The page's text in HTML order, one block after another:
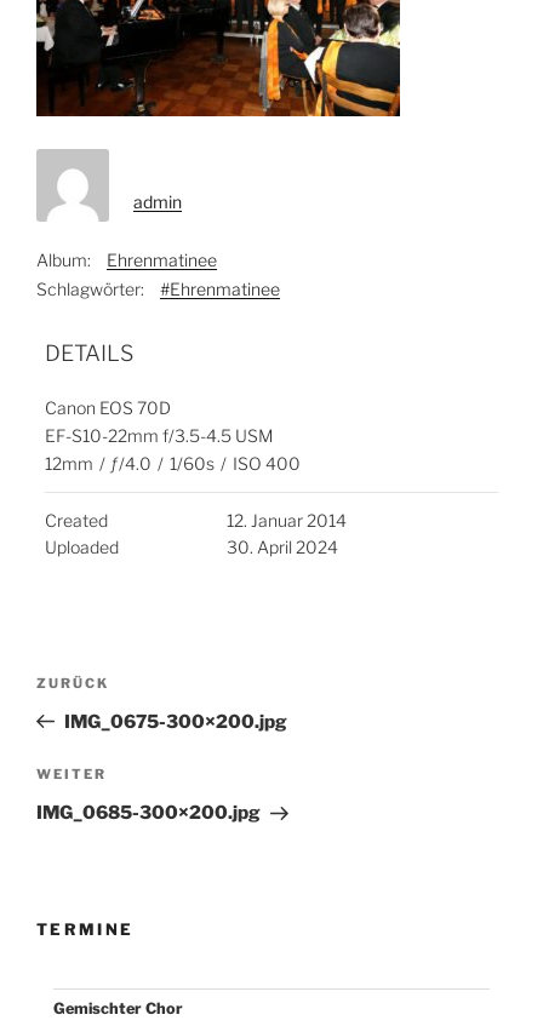
admin
Album:
Ehrenmatinee
Schlagwörter:
#Ehrenmatinee
DETAILS
Canon EOS 70D
EF-S10-22mm f/3.5-4.5 USM
12mm / ƒ/4.0 / 1/60s / ISO 400
Created
12. Januar 2014
Uploaded
30. April 2024
Beitragsnavigation
Vorheriger
Beitrag
ZURÜCK
IMG_0675-300×200.jpg
Nächster
Beitrag
WEITER
IMG_0685-300×200.jpg
TERMINE
Gemischter Chor